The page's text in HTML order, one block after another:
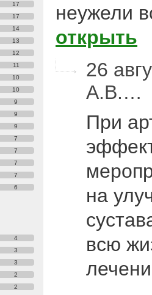
17
17
14
13
12
11
10
10
9
9
9
7
7
7
7
6
4
3
3
2
2
неужели
открыть
26
А.В.…
При
на
всю